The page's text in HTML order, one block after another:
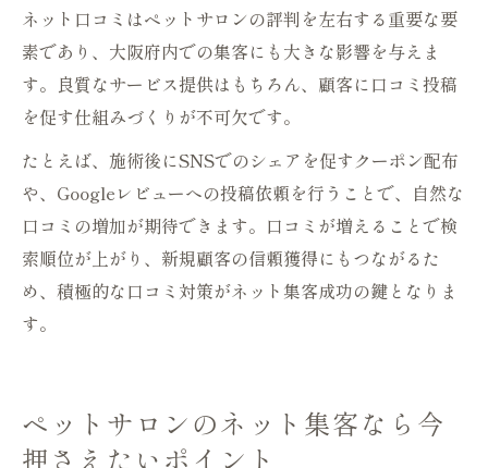
ネット口コミはペットサロンの評判を左右する重要な要
素であり、大阪府内での集客にも大きな影響を与えま
す。良質なサービス提供はもちろん、顧客に口コミ投稿
を促す仕組みづくりが不可欠です。
たとえば、施術後にSNSでのシェアを促すクーポン配布
や、Googleレビューへの投稿依頼を行うことで、自然な
口コミの増加が期待できます。口コミが増えることで検
索順位が上がり、新規顧客の信頼獲得にもつながるた
め、積極的な口コミ対策がネット集客成功の鍵となりま
す。
ペットサロンのネット集客なら今
押さえたいポイント